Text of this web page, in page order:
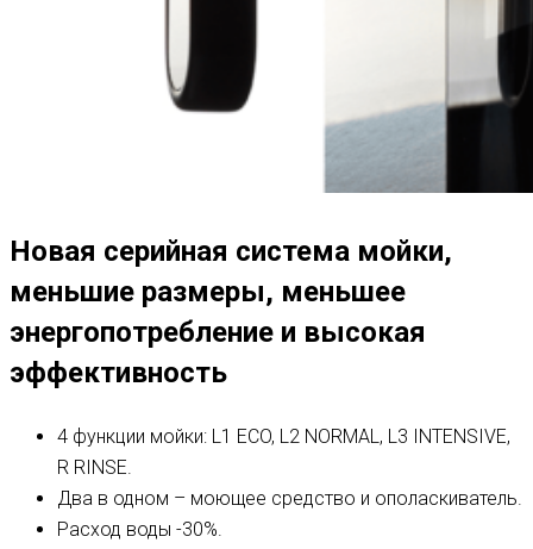
Новая серийная система мойки,
меньшие размеры, меньшее
энергопотребление и высокая
эффективность
4 функции мойки: L1 ECO, L2 NORMAL, L3 INTENSIVE,
R RINSE.
Два в одном – моющее средство и ополаскиватель.
Расход воды -30%.